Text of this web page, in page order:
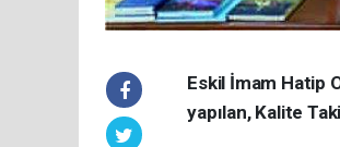
Eskil İmam Hatip
yapılan, Kalite